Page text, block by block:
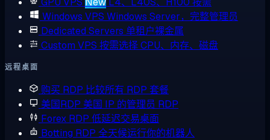
Windows VPS Windows Server，完整管理员
Dedicated Servers 单租户裸金属
Custom VPS 按需选择 CPU、内存、磁盘
远程桌面
购买 RDP 比较所有 RDP 套餐
美国RDP 美国 IP 的管理员 RDP
Forex RDP 低延迟交易桌面
Botting RDP 全天候运行你的机器人